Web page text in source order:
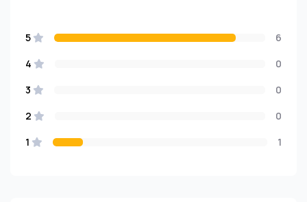
5
6
4
0
3
0
2
0
1
1